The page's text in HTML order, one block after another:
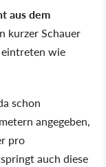
aus dem
kurzer Schauer
wie
schon
angegeben,
pro
auch diese